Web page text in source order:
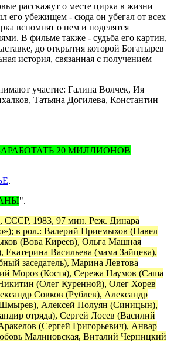
расскажут о месте цирка в жизни
его убежищем - сюда он убегал от всех
вспомнят о нем и поделятся
В фильме также - судьба его картин,
до открытия которой Богатырев
история, связанная с получением
участие: Галина Волчек, Ия
Татьяна Догилева, Константин
20 МИЛЛИОНОВ
.
".
СССР, 1983, 97 мин. Реж. Динара
в рол.: Валерий Приемыхов (Павел
(Вова Киреев), Ольга Машная
Екатерина Васильева (мама Зайцева),
заседатель), Марина Левтова
Мороз (Костя), Сережа Наумов (Саша
(Олег Куренной), Олег Хорев
Совков (Рублев), Александр
Алексей Полуян (Синицын),
отряда), Сергей Лосев (Василий
(Сергей Григорьевич), Анвар
Малиновская, Виталий Черницкий